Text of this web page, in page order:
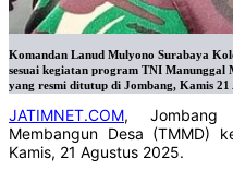
Komandan Lanud Mulyono Surabaya
sesuai kegiatan program TNI Manunggal
yang resmi ditutup di Jombang, Kamis
JATIMNET.COM, Jombang
Membangun Desa (TMMD)
Kamis, 21 Agustus 2025.